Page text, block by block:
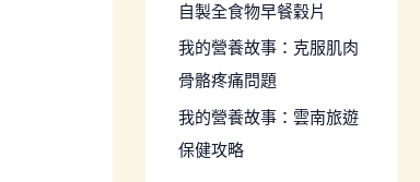
自製全食物早餐穀片
我的營養故事：克服肌肉
骨骼疼痛問題
我的營養故事：雲南旅遊
保健攻略